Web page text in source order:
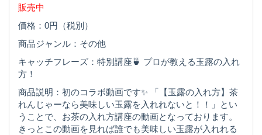
販売中
価格：0円（税別）
商品ジャンル：その他
キャッチフレーズ：特別講座🍵 プロが教える玉露の入れ
方！
商品説明：初のコラボ動画です✨ 「【玉露の入れ方】茶
れんじゃーなら美味しい玉露を入れれないと！！」とい
うことで、お茶の入れ方講座の動画となっております。
きっとこの動画を見れば誰でも美味しい玉露が入れれる